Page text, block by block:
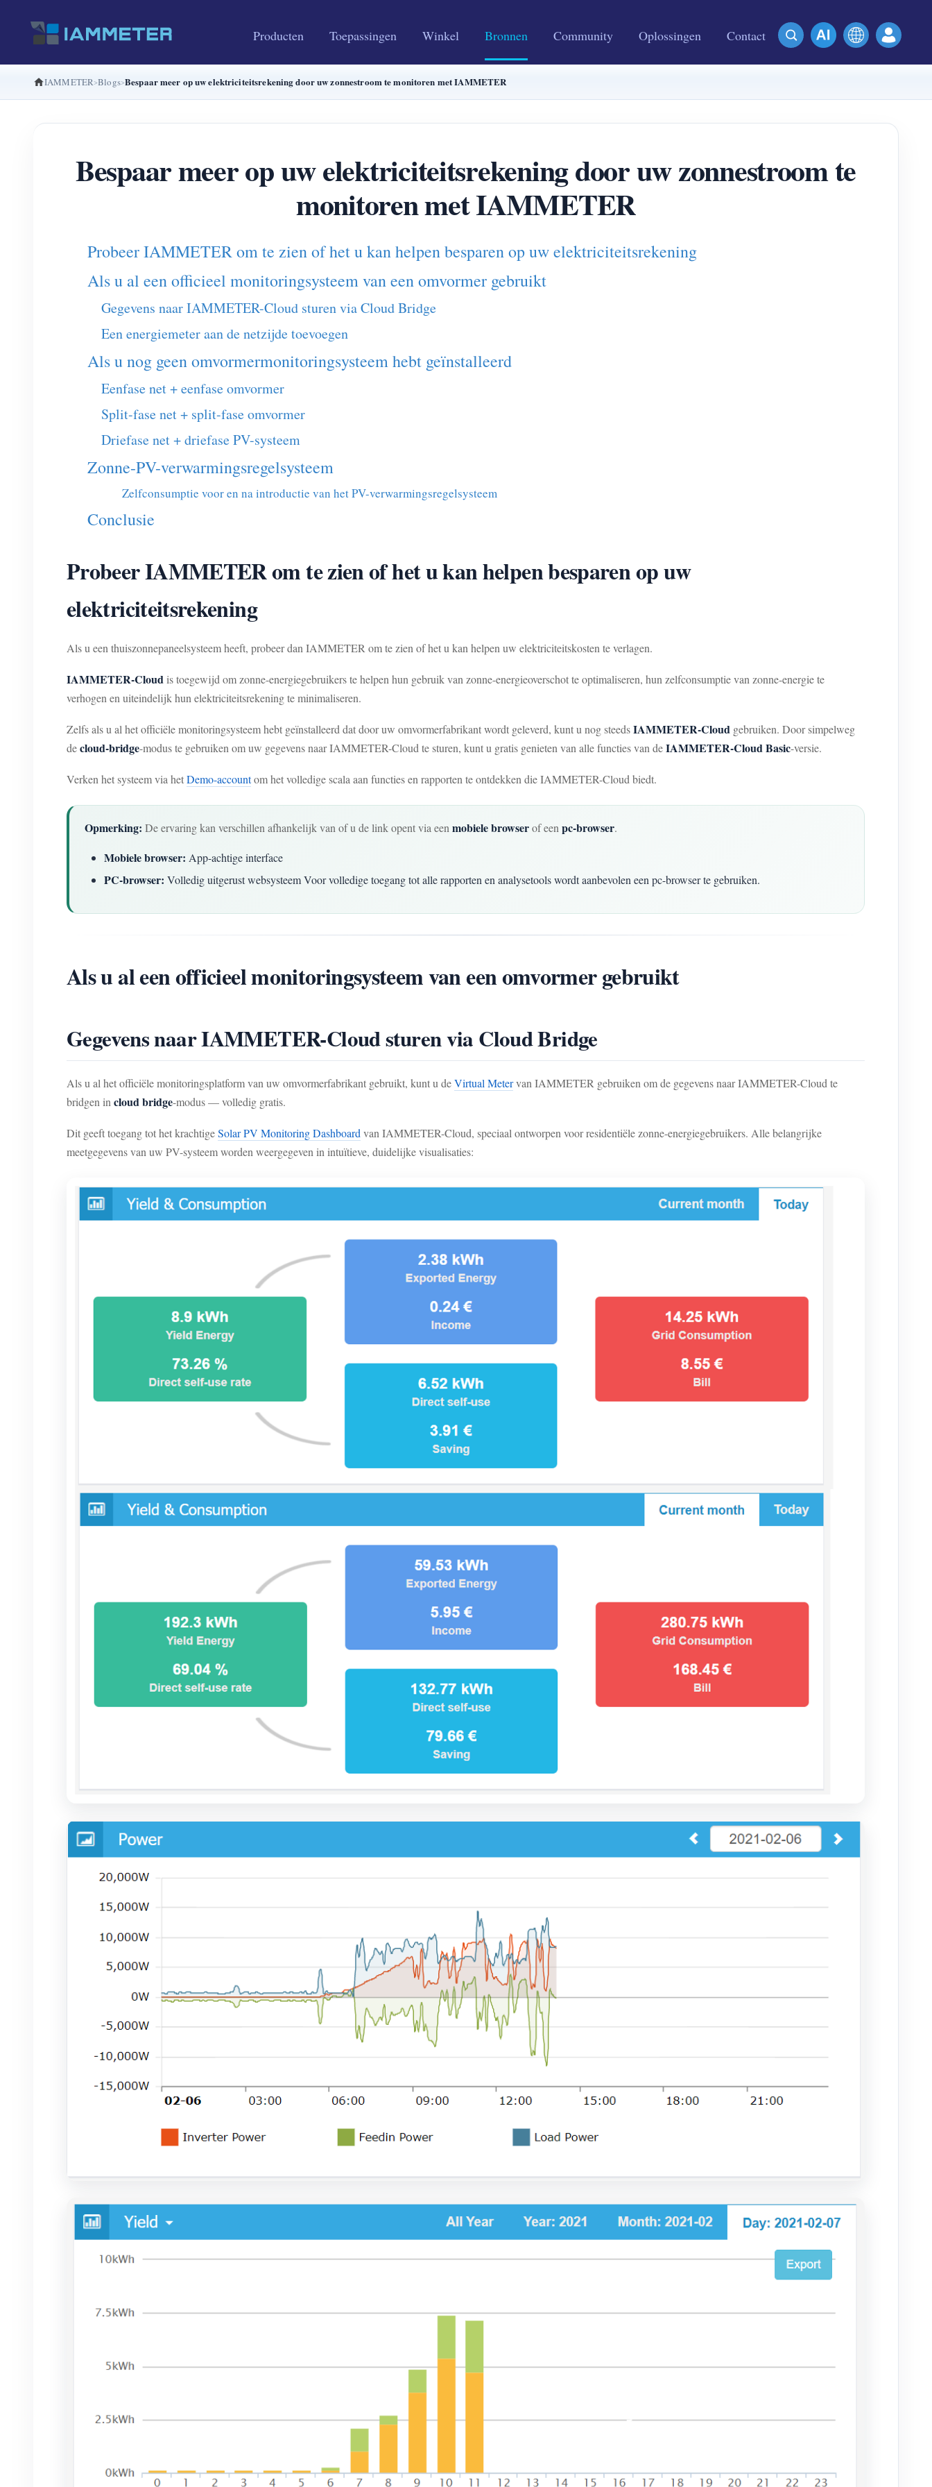
Producten Toepassingen Winkel Bronnen Community Oplossingen Contact
IAMMETER Blogs Bespaar meer op uw elektriciteitsrekening door uw zonnestroom te monitoren met IAMMETER
Bespaar meer op uw elektriciteitsrekening door uw zonnestroom te
monitoren met IAMMETER
Probeer IAMMETER om te zien of het u kan helpen besparen op uw elektriciteitsrekening
Als u al een officieel monitoringsysteem van een omvormer gebruikt
Gegevens naar IAMMETER-Cloud sturen via Cloud Bridge
Een energiemeter aan de netzijde toevoegen
Als u nog geen omvormermonitoringsysteem hebt geïnstalleerd
Eenfase net + eenfase omvormer
Split-fase net + split-fase omvormer
Driefase net + driefase PV-systeem
Zonne-PV-verwarmingsregelsysteem
Zelfconsumptie voor en na introductie van het PV-verwarmingsregelsysteem
Conclusie
Probeer IAMMETER om te zien of het u kan helpen besparen op uw
elektriciteitsrekening
Als u een thuiszonnepaneelsysteem heeft, probeer dan IAMMETER om te zien of het u kan helpen uw elektriciteitskosten te verlagen.
IAMMETER-Cloudis toegewijd om zonne-energiegebruikers te helpen hun gebruik van zonne-energieoverschot te optimaliseren, hun zelfconsumptie van zonne-energie te
verhogen en uiteindelijk hun elektriciteitsrekening te minimaliseren.
Zelfs als u al het officiële monitoringsysteem hebt geïnstalleerd dat door uw omvormerfabrikant wordt geleverd, kunt u nog steedsIAMMETER-Cloud gebruiken. Door simpelweg
decloud-bridge-modus te gebruiken om uw gegevens naar IAMMETER-Cloud te sturen, kunt u gratis genieten van alle functies van deIAMMETER-Cloud Basic-versie.
Verken het systeem via hetDemo-accountom het volledige scala aan functies en rapporten te ontdekken die IAMMETER-Cloud biedt.
Opmerking: De ervaring kan verschillen afhankelijk van of u de link opent via eenmobiele browserof eenpc-browser.
Mobiele browser: App-achtige interface
PC-browser: Volledig uitgerust websysteem Voor volledige toegang tot alle rapporten en analysetools wordt aanbevolen een pc-browser te gebruiken.
Als u al een officieel monitoringsysteem van een omvormer gebruikt
Gegevens naar IAMMETER-Cloud sturen via Cloud Bridge
Als u al het officiële monitoringsplatform van uw omvormerfabrikant gebruikt, kunt u deVirtual Metervan IAMMETER gebruiken om de gegevens naar IAMMETER-Cloud te
bridgen incloud bridge-modus — volledig gratis.
Dit geeft toegang tot het krachtigeSolar PV Monitoring Dashboardvan IAMMETER-Cloud, speciaal ontworpen voor residentiële zonne-energiegebruikers. Alle belangrijke
meetgegevens van uw PV-systeem worden weergegeven in intuïtieve, duidelijke visualisaties: